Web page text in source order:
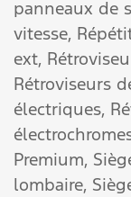
panneaux de
vitesse,
ext,
Rétroviseurs
électriques,
Premium,
lombaire,